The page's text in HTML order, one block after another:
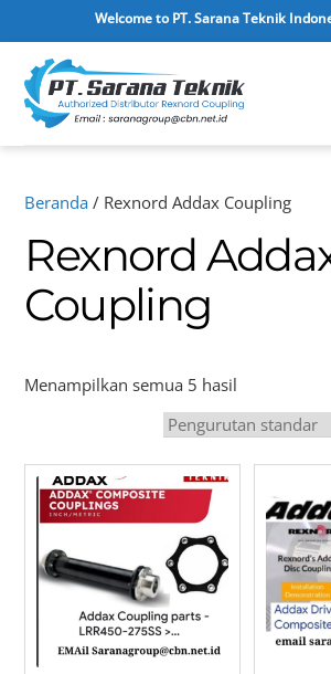
Welcome to PT. Sarana Teknik
content
Beranda / Rexnord Addax Coupling
Rexnord
Coupling
Menampilkan semua 5 hasil